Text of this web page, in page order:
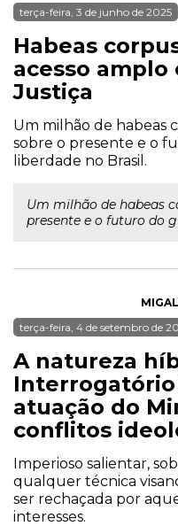
terça-feira, 3 de junho de 2025
Habeas
acesso amplo
Justiça
Um milhão de habeas
sobre o presente e o
liberdade no Brasil.
Um milhão de habeas
presente e o futuro do
terça-feira, 4 de setembro de
A natureza
Interrogatório
atuação do
conflitos
Imperioso salientar,
qualquer técnica
ser rechaçada por
interesses.